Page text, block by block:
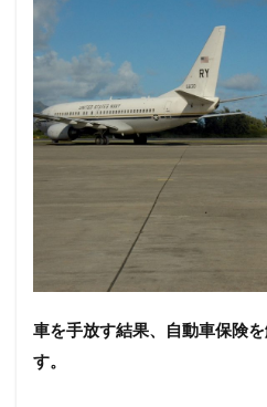
車を手放す結果、自動車保険
す。